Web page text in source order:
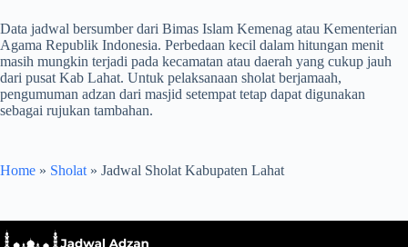
Data jadwal bersumber dari Bimas Islam Kemenag atau Kementerian
Agama Republik Indonesia. Perbedaan kecil dalam hitungan menit
masih mungkin terjadi pada kecamatan atau daerah yang cukup jauh
dari pusat Kab Lahat. Untuk pelaksanaan sholat berjamaah,
pengumuman adzan dari masjid setempat tetap dapat digunakan
sebagai rujukan tambahan.
Home » Sholat » Jadwal Sholat Kabupaten Lahat